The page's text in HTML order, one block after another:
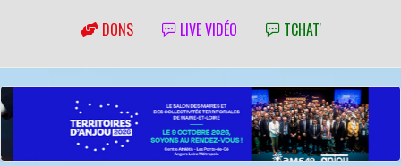
DONS LIVE VIDÉO TCHAT'